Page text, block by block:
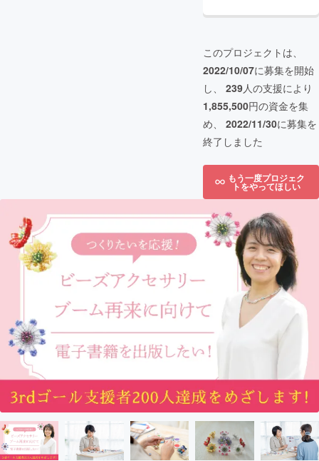
このプロジェクトは、
2022/10/07に募集を開始
し、 239人の支援により
1,855,500円の資金を集
め、 2022/11/30に募集を
終了しました
もう一度プロジェク
トをやってほしい